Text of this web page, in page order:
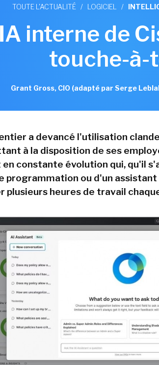
TOUTE L'ACTUALITÉ / LOGICIEL /
interne de
touche-à-
Grant Gross, CIO (adapté par Serge
a devancé l'utilisation
à la disposition de ses
constante évolution qui, qu'il
programmation ou d'un assistant
plusieurs heures de travail